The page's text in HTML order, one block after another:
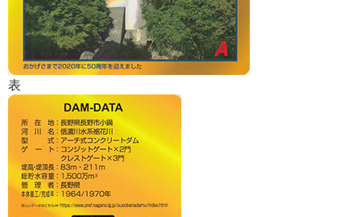
表